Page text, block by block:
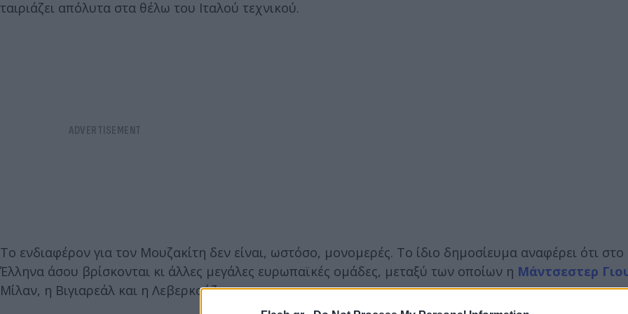
ταιριάζει απόλυτα στα θέλω του Ιταλού τεχνικού.
Το ενδιαφέρον για τον Μουζακίτη δεν είναι, ωστόσο, μονομερές. Το ίδιο δημοσίευμα αναφέρει ότι στο
Έλληνα άσου βρίσκονται κι άλλες μεγάλες ευρωπαϊκές ομάδες, μεταξύ των οποίων η Μάντσεστερ
Μίλαν, η Βιγιαρεάλ και η Λεβερκούζεν.